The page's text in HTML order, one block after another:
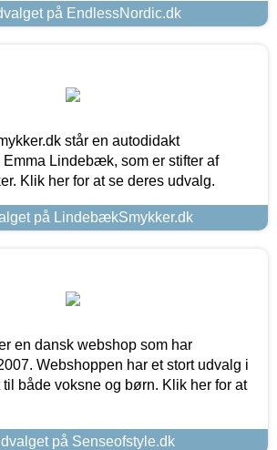
på EndlessNordic.dk
står en autodidakt
Lindebæk, som er stifter af
Klik her for at se deres udvalg.
på LindebækSmykker.dk
en dansk webshop som har
Webshoppen har et stort udvalg i
til både voksne og børn. Klik her for at
på Senseofstyle.dk